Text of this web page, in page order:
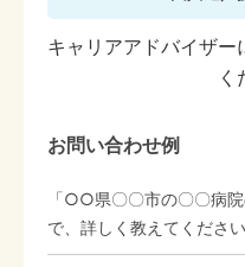
キャリアアドバイザー
く
お問い合わせ例
「○○県〇〇市の〇〇病
で、詳しく教えてください